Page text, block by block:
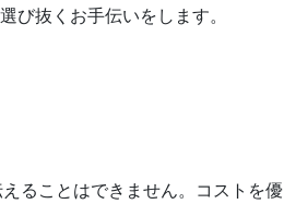
び抜くお手伝いをします。
ることはできません。コストを優